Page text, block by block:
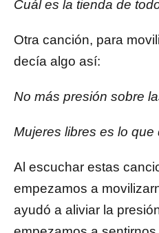
Cuáles la tienda de
Otra canción, para
decía algo así:
No más presión sobre
Mujeres libres es lo que
Al escuchar estas
empezamos a
ayudó a aliviar la